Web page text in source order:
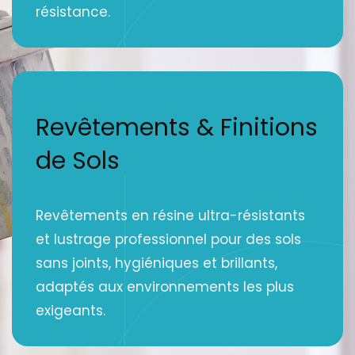
résistance.
Revêtements & Finitions
de Sols
Revêtements en résine ultra-résistants
et lustrage professionnel pour des sols
sans joints, hygiéniques et brillants,
adaptés aux environnements les plus
exigeants.